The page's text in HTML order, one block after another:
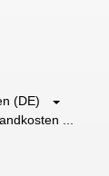
(DE)
...